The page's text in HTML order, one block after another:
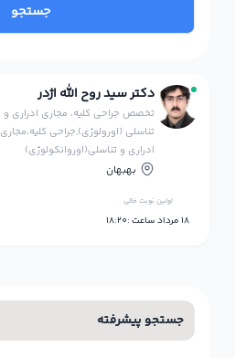
جستجو
دکتر سید روح الله اژدر
تخصص جراحی کلیه، مجاری ادراری و
تناسلی (اورولوژی),جراحي کليه،مجاري
ادراري و تناسلي(اوروانکولوژي)
بهبهان
اولین نوبت خالی
18 مرداد ساعت :18:20
جستجو پیشرفته